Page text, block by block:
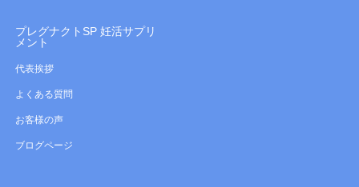
プレグナクトSP 妊活サプリ
メント
代表挨拶
よくある質問
お客様の声
ブログページ